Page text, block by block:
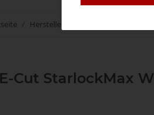
Hersteller
Cut StarlockMax